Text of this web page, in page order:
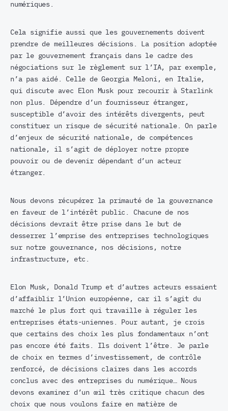
numériques.
Cela signifie aussi que les gouvernements doivent
prendre de meilleures décisions. La position adoptée
par le gouvernement français dans le cadre des
négociations sur le règlement sur l’IA, par exemple,
n’a pas aidé. Celle de Georgia Meloni, en Italie,
qui discute avec Elon Musk pour recourir à Starlink
non plus. Dépendre d’un fournisseur étranger,
susceptible d’avoir des intérêts divergents, peut
constituer un risque de sécurité nationale. On parle
d’enjeux de sécurité nationale, de compétences
nationale, il s’agit de déployer notre propre
pouvoir ou de devenir dépendant d’un acteur
étranger.
Nous devons récupérer la primauté de la gouvernance
en faveur de l’intérêt public. Chacune de nos
décisions devrait être prise dans le but de
desserrer l’emprise des entreprises technologiques
sur notre gouvernance, nos décisions, notre
infrastructure, etc.
Elon Musk, Donald Trump et d’autres acteurs essaient
d’affaiblir l’Union européenne, car il s’agit du
marché le plus fort qui travaille à réguler les
entreprises états-uniennes. Pour autant, je crois
que certains des choix les plus fondamentaux n’ont
pas encore été faits. Ils doivent l’être. Je parle
de choix en termes d’investissement, de contrôle
renforcé, de décisions claires dans les accords
conclus avec des entreprises du numérique… Nous
devons examiner d’un œil très critique chacun des
choix que nous voulons faire en matière de